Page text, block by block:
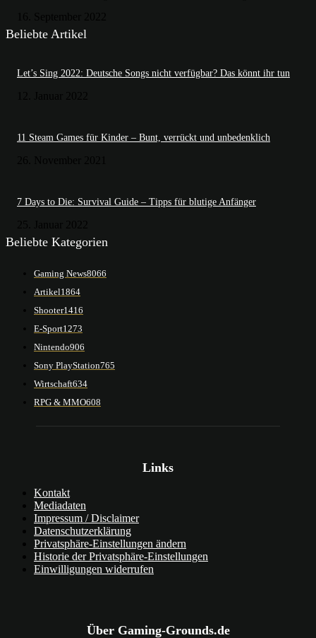
Beliebte Artikel
Let’s Sing 2022: Deutsche Songs nicht verfügbar? Das könnt ihr tun
11 Steam Games für Kinder – Bunt, verrückt und unbedenklich
7 Days to Die: Survival Guide – Tipps für blutige Anfänger
Beliebte Kategorien
Gaming News8066
Artikel1864
Shooter1416
E-Sport1273
Nintendo906
Sony PlayStation765
Wirtschaft634
RPG & MMO608
Links
Kontakt
Mediadaten
Impressum / Disclaimer
Datenschutzerklärung
Privatsphäre-Einstellungen ändern
Historie der Privatsphäre-Einstellungen
Einwilligungen widerrufen
Über Gaming-Grounds.de